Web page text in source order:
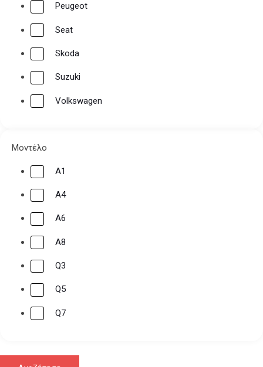
Peugeot
Seat
Skoda
Suzuki
Volkswagen
Μοντέλο
A1
A4
A6
A8
Q3
Q5
Q7